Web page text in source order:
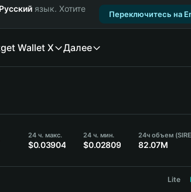
Русский язык. Хотите
Переключитесь на
Wallet X Далее
24 ч. макс.
$0.03904
24 ч. мин.
$0.02809
24ч объем
82.07M
Lite